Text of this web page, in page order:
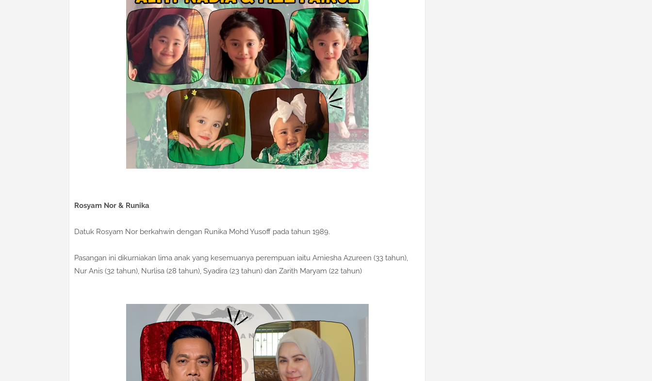
Rosyam Nor & Runika
Datuk Rosyam Nor berkahwin dengan Runika Mohd Yusoff pada tahun 1989.
Pasangan ini dikurniakan lima anak yang kesemuanya perempuan iaitu Arniesha Azureen (33 tahun),
Nur Anis (32 tahun), Nurlisa (28 tahun), Syadira (23 tahun) dan Zarith Maryam (22 tahun)